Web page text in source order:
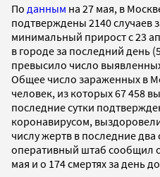
По данным на 27 мая, в
подтверждены 2140 случаев
минимальный прирост с 23
в городе за последний день
превысило число
Общее число зараженных в
человек, из которых 67 458
последние сутки
коронавирусом,
числу жертв в последние два
оперативный штаб сообщил
мая и о 174 смертях за день